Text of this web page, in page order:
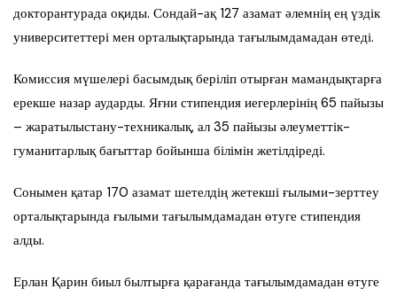
докторантурада оқиды. Сондай-ақ 127 азамат әлемнің ең үздік
университеттері мен орталықтарында тағылымдамадан өтеді.
Комиссия мүшелері басымдық беріліп отырған мамандықтарға
ерекше назар аударды. Яғни стипендия иегерлерінің 65 пайызы
– жаратылыстану-техникалық, ал 35 пайызы әлеуметтік-
гуманитарлық бағыттар бойынша білімін жетілдіреді.
Сонымен қатар 170 азамат шетелдің жетекші ғылыми-зерттеу
орталықтарында ғылыми тағылымдамадан өтуге стипендия
алды.
Ерлан Қарин биыл былтырға қарағанда тағылымдамадан өтуге